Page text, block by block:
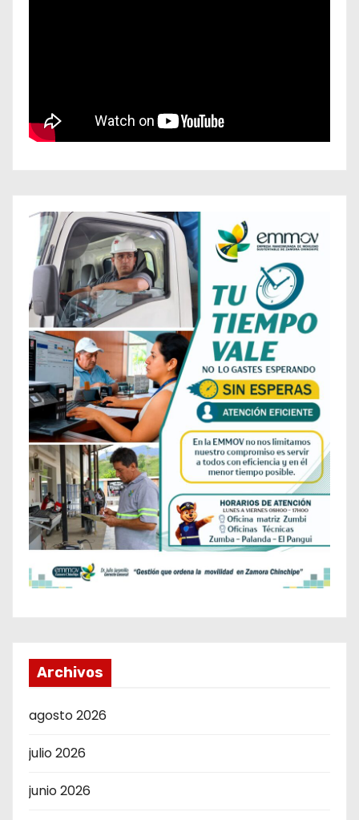
Archivos
agosto 2026
julio 2026
junio 2026